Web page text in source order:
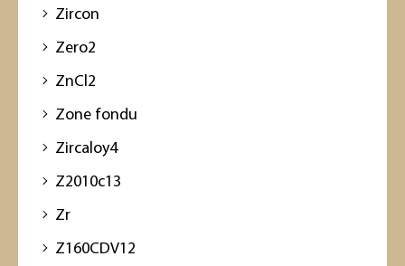
Zircon
Zero2
ZnCl2
Zone fondu
Zircaloy4
Z2010c13
Zr
Z160CDV12